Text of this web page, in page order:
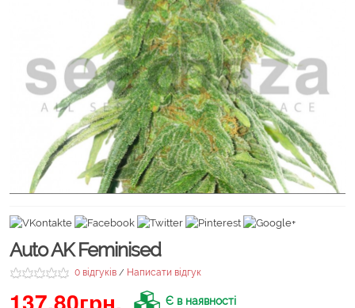
Auto AK Feminised
0 відгуків / Написати відгук
Є в наявності